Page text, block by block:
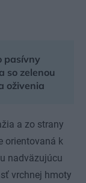
pasívny
so zelenou
oživenia
a zo strany
orientovaná k
nadväzujúcu
vrchnej hmoty